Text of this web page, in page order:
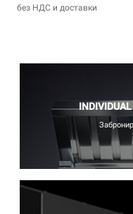
без НДС и доставки
INDIVIDUAL